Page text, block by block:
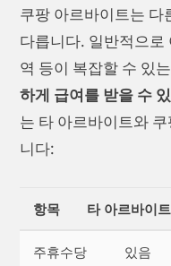
쿠팡 아르바이트는 다
다릅니다. 일반적으로
역 등이 복잡할 수 있
하게 급여를 받을 수
는 타 아르바이트와
니다:
항목 타 아르바이트
주휴수당 있음